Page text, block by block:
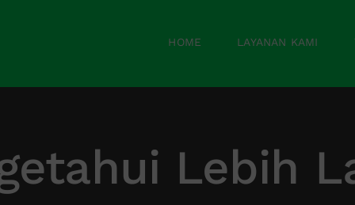
HOME LAYANAN KAMI
Lebih